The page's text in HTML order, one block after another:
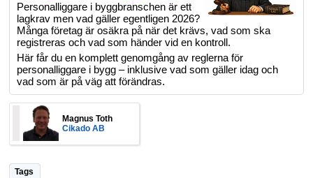
Magnus Toth
Cikado AB
Tags
Personalliggare i byggbranschen är ett
lagkrav men vad gäller egentligen 2026?
Många företag är osäkra på när det krävs, vad som ska
registreras och vad som händer vid en kontroll.
Här får du en komplett genomgång av reglerna för
personalliggare i bygg – inklusive vad som gäller idag och
vad som är på väg att förändras.